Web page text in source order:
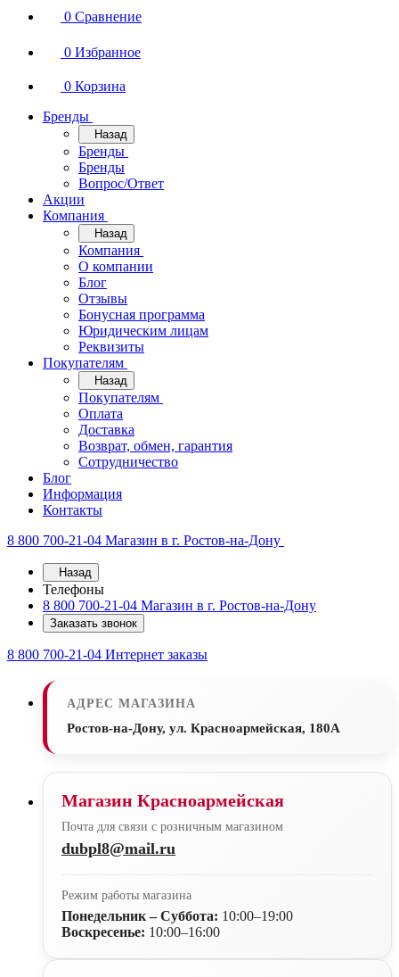
0 Сравнение
0 Избранное
0 Корзина
Бренды
Назад
Бренды
Бренды
Вопрос/Ответ
Акции
Компания
Назад
Компания
О компании
Блог
Отзывы
Бонусная программа
Юридическим лицам
Реквизиты
Покупателям
Назад
Покупателям
Оплата
Доставка
Возврат, обмен, гарантия
Сотрудничество
Блог
Информация
Контакты
8 800 700-21-04 Магазин в г. Ростов-на-Дону
Назад
Телефоны
8 800 700-21-04 Магазин в г. Ростов-на-Дону
Заказать звонок
8 800 700-21-04 Интернет заказы
АДРЕС МАГАЗИНА
Ростов-на-Дону, ул. Красноармейская, 180А
Магазин Красноармейская
Почта для связи с розничным магазином
dubpl8@mail.ru
Режим работы магазина
Понедельник – Суббота: 10:00–19:00
Воскресенье: 10:00–16:00